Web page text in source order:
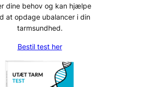
dine behov og kan hjælpe
at opdage ubalancer i din
tarmsundhed.
Bestil test her